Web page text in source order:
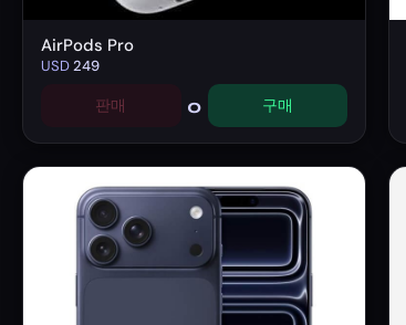
AirPods Pro
USD249
판매 0 구매